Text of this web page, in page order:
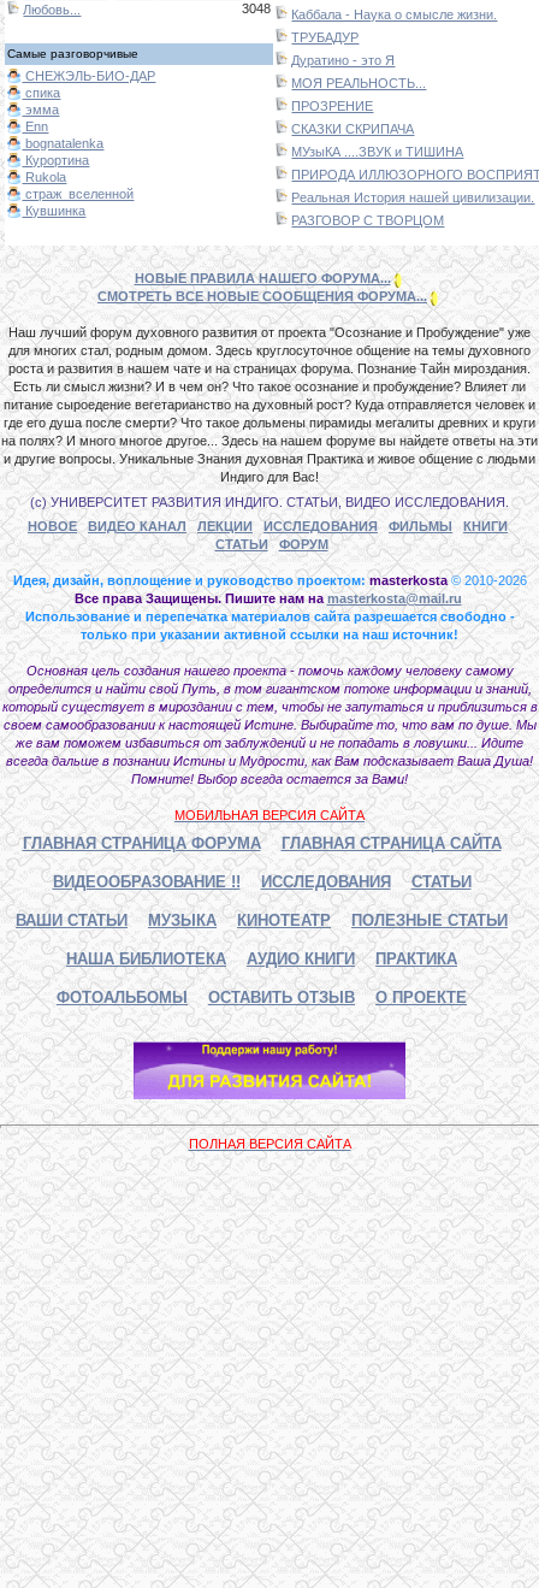
Любовь...
3048
Каббала - Наука о смысле жизни.
ТРУБАДУР
Дуратино - это Я
МОЯ РЕАЛЬНОСТЬ...
ПРОЗРЕНИЕ
СКАЗКИ СКРИПАЧА
МУзыКА ....ЗВУК и ТИШИНА
ПРИРОДА ИЛЛЮЗОРНОГО
Реальная История нашей цивилизации.
РАЗГОВОР С ТВОРЦОМ
Самые разговорчивые
СНЕЖЭЛЬ-БИО-ДАР
спика
эмма
Enn
bognatalenka
Курортина
Rukola
страж_вселенной
Кувшинка
НОВЫЕ ПРАВИЛА НАШЕГО ФОРУМА...
СМОТРЕТЬ ВСЕ НОВЫЕ СООБЩЕНИЯ ФОРУМА...
Наш лучший форум духовного развития от проекта "Осознание и Пробуждение" уже
для многих стал, родным домом. Здесь круглосуточное общение на темы духовного
роста и развития в нашем чате и на страницах форума. Познание Тайн мироздания.
Есть ли смысл жизни? И в чем он? Что такое осознание и пробуждение? Влияет ли
питание сыроедение вегетарианство на духовный рост? Куда отправляется человек и
где его душа после смерти? Что такое дольмены пирамиды мегалиты древних и круги
на полях? И много многое другое... Здесь на нашем форуме вы найдете ответы на эти
и другие вопросы. Уникальные Знания духовная Практика и живое общение с людьми
Индиго для Вас!
(с) УНИВЕРСИТЕТ РАЗВИТИЯ ИНДИГО. СТАТЬИ, ВИДЕО ИССЛЕДОВАНИЯ.
НОВОЕ
ВИДЕО КАНАЛ ЛЕКЦИИ ИССЛЕДОВАНИЯ ФИЛЬМЫ
КНИГИ
СТАТЬИ
ФОРУМ
Идея, дизайн, воплощение и руководство проектом: masterkosta © 2010-2026
Все права Защищены. Пишите нам на masterkosta@mail.ru
Использование и перепечатка материалов сайта разрешается свободно -
только при указании активной ссылки на наш источник!
Основная цель создания нашего проекта - помочь каждому человеку самому
определится и найти свой Путь, в том гигантском потоке информации и знаний,
который существует в мироздании с тем, чтобы не запутаться и приблизиться в
своем самообразовании к настоящей Истине. Выбирайте то, что вам по душе. Мы
же вам поможем избавиться от заблуждений и не попадать в ловушки... Идите
всегда дальше в познании Истины и Мудрости, как Вам подсказывает Ваша Душа!
Помните! Выбор всегда остается за Вами!
МОБИЛЬНАЯ ВЕРСИЯ САЙТА
ГЛАВНАЯ СТРАНИЦА ФОРУМА ГЛАВНАЯ СТРАНИЦА САЙТА
ВИДЕООБРАЗОВАНИЕ !! ИССЛЕДОВАНИЯ СТАТЬИ
ВАШИ СТАТЬИ МУЗЫКА КИНОТЕАТР ПОЛЕЗНЫЕ СТАТЬИ
НАША БИБЛИОТЕКА АУДИО КНИГИ ПРАКТИКА
ФОТОАЛЬБОМЫ ОСТАВИТЬ ОТЗЫВ О ПРОЕКТЕ
ПОЛНАЯ ВЕРСИЯ САЙТА